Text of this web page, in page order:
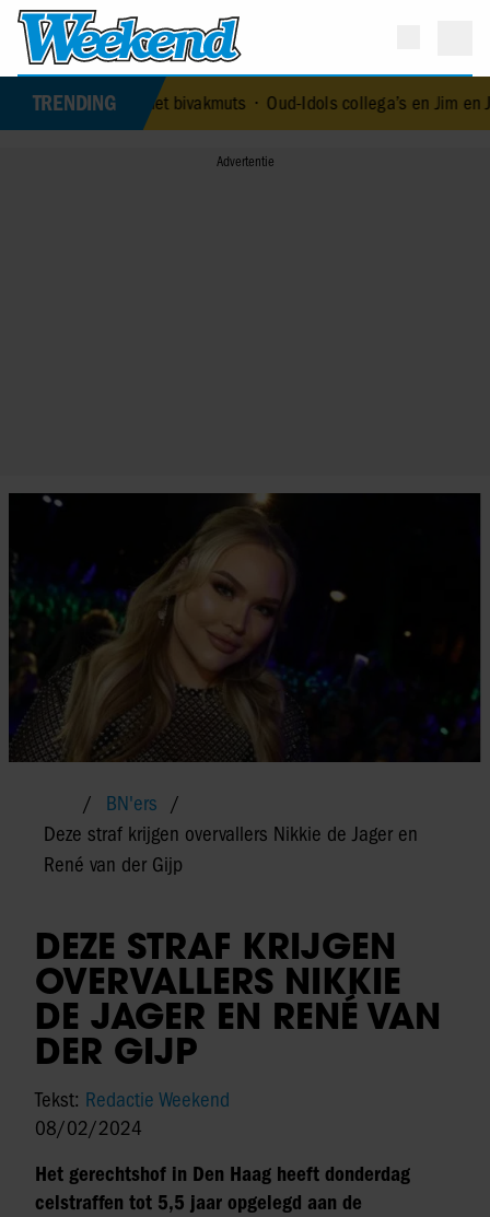
TRENDING
met bivakmuts •Oud-Idols collega’s en Jim en Jamai staan
BN'ers
Deze straf krijgen overvallers Nikkie de Jager en
René van der Gijp
DEZE STRAF KRIJGEN
OVERVALLERS NIKKIE
DE JAGER EN RENÉ VAN
DER GIJP
Tekst: Redactie Weekend
08/02/2024
Het gerechtshof in Den Haag heeft donderdag
celstraffen tot 5,5 jaar opgelegd aan de